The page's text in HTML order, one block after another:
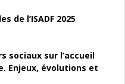
de l’ISADF 2025
sociaux sur l’accueil
Enjeux, évolutions et